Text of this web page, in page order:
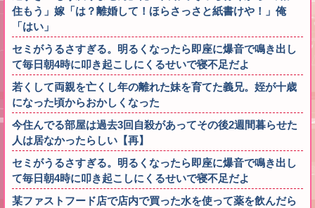
住もう」嫁「は？離婚して！ほらさっさと紙書けや！」俺
「はい」
セミがうるさすぎる。明るくなったら即座に爆音で鳴き出し
て毎日朝4時に叩き起こしにくるせいで寝不足だよ
若くして両親を亡くし年の離れた妹を育てた義兄。姪が十歳
になった頃からおかしくなった
今住んでる部屋は過去3回自殺があってその後2週間暮らせた
人は居なかったらしい【再】
セミがうるさすぎる。明るくなったら即座に爆音で鳴き出し
て毎日朝4時に叩き起こしにくるせいで寝不足だよ
某ファストフード店で店内で買った水を使って薬を飲んだら